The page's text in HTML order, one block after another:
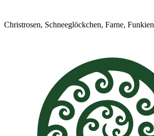
Christrosen, Schneeglöckchen, Farne, Funkien